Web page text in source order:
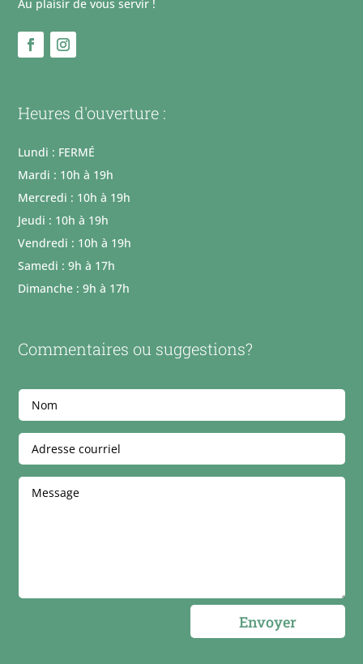
Au plaisir de vous servir !
Heures d'ouverture :
Lundi : FERMÉ
Mardi : 10h à 19h
Mercredi : 10h à 19h
Jeudi : 10h à 19h
Vendredi : 10h à 19h
Samedi : 9h à 17h
Dimanche : 9h à 17h
Commentaires ou suggestions?
Envoyer